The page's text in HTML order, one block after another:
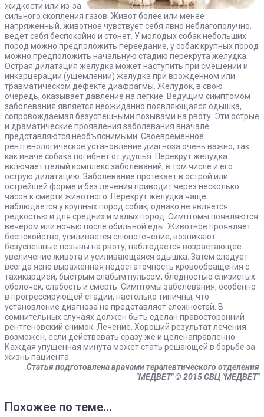
жидкости или из-за
сильного скопления газов. Живот более или менее
напряженный, животное чувствует себя явно неблагополучно,
ведет себя беспокойно и стонет. У молодых собак небольших
пород можно предположить переедание, у собак крупных пород
можно предположить начальную стадию перекрута желудка.
Острая дилатация желудка может наступить при смещении и
инкарцерации (ущемлении) желудка при врожденном или
травматическом дефекте диафрагмы. Желудок, в свою
очередь, оказывает давление на легкие. Ведущим симптомом
заболевания является неожиданно появляющаяся одышка,
сопровождаемая безуспешными позывами на рвоту. Эти острые
и драматические проявления заболевания вначале
представляются необъяснимыми. Своевременное
рентгенологическое установление диагноза очень важно, так
как иначе собака погибнет от удушья. Перекрут желудка
включает целый комплекс заболеваний, в том числе и его
острую дилатацию. Заболевание протекает в острой или
острейшей форме и без лечения приводит через несколько
часов к смерти животного. Перекрут желудка чаще
наблюдается у крупных пород собак, однако не является
редкостью и для средних и малых пород. Симптомы появляются
вечером или ночью после обильной еды. Животное проявляет
беспокойство, усиливается слюнотечение, возникают
безуспешные позывы на рвоту, наблюдается возрастающее
увеличение живота и усиливающаяся одышка. Затем следует
всегда ясно выраженная недостаточность кровообращения с
тахикардией, быстрым слабым пульсом, бледностью слизистых
оболочек, слабость и смерть. Симптомы заболевания, особенно
в прогрессирующей стадии, настолько типичны, что
установление диагноза не представляет сложностей. В
сомнительных случаях должен быть сделан правосторонний
рентгеновский снимок. Лечение. Хороший результат лечения
возможен, если действовать сразу же и целенаправленно.
Каждая упущенная минута может стать решающей в борьбе за
жизнь пациента.
Статья подготовлена врачами терапевтического отделения
"МЕДВЕТ"© 2015 СВЦ "МЕДВЕТ"
Похожее по теме...